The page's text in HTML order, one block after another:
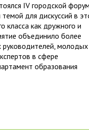
IV городской
для дискуссий в
класса как дружного и
объединило более
руководителей, молодых
в сфере
образования